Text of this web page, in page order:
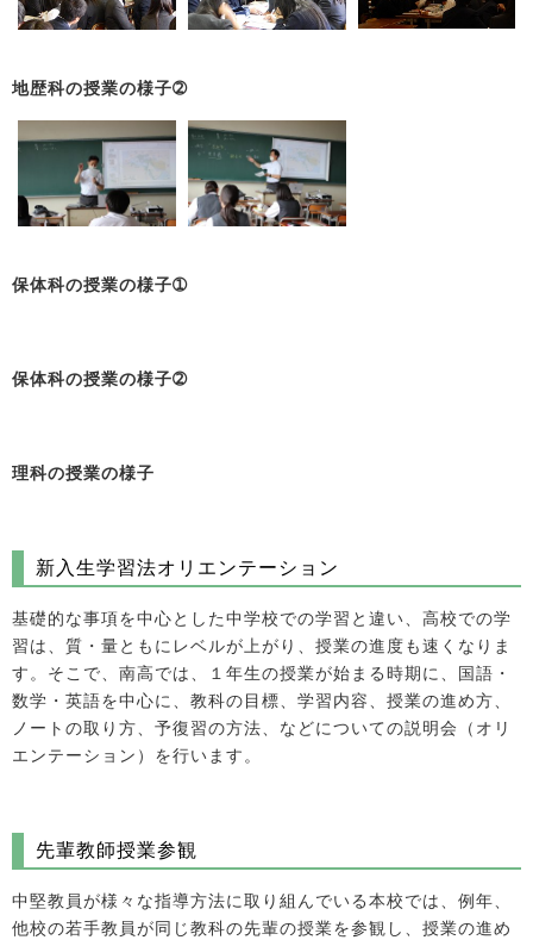
地歴科の授業の様子➁
保体科の授業の様子➀
保体科の授業の様子➁
理科の授業の様子
新入生学習法オリエンテーション
基礎的な事項を中心とした中学校での学習と違い、高校での学
習は、質・量ともにレベルが上がり、授業の進度も速くなりま
す。そこで、南高では、１年生の授業が始まる時期に、国語・
数学・英語を中心に、教科の目標、学習内容、授業の進め方、
ノートの取り方、予復習の方法、などについての説明会（オリ
エンテーション）を行います。
先輩教師授業参観
中堅教員が様々な指導方法に取り組んでいる本校では、例年、
他校の若手教員が同じ教科の先輩の授業を参観し、授業の進め